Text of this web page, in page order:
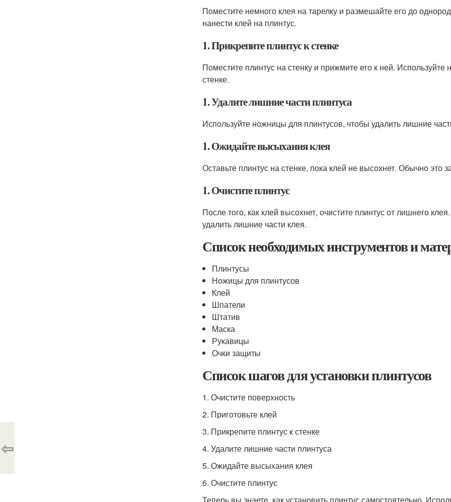
Поместите немного клея на тарелку и размешайте его до
нанести клей на плинтус.
1. Прикрепите плинтус к стенке
Поместите плинтус на стенку и прижмите его к ней.
стенке.
1. Удалите лишние части плинтуса
Используйте ножницы для плинтусов, чтобы удалить лишние
1. Ожидайте высыхания клея
Оставьте плинтус на стенке, пока клей не высохнет. Обычно это
1. Очистите плинтус
После того, как клей высохнет, очистите плинтус от лишнего
удалить лишние части клея.
Список необходимых инструментов и
Плинтусы
Ножицы для плинтусов
Клей
Шпатели
Штатив
Маска
Рукавицы
Очки защиты
Список шагов для установки плинтусов
1. Очистите поверхность
2. Приготовьте клей
3. Прикрепите плинтус к стенке
4. Удалите лишние части плинтуса
5. Ожидайте высыхания клея
6. Очистите плинтус
⇦